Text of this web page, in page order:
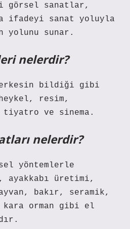
görsel sanatlar,
ifadeyi sanat yoluyla
yolunu sunar.
nelerdir?
bildiği gibi
resim,
ve sinema.
nelerdir?
yöntemlerle
ayakkabı üretimi,
bakır, seramik,
kara orman gibi el